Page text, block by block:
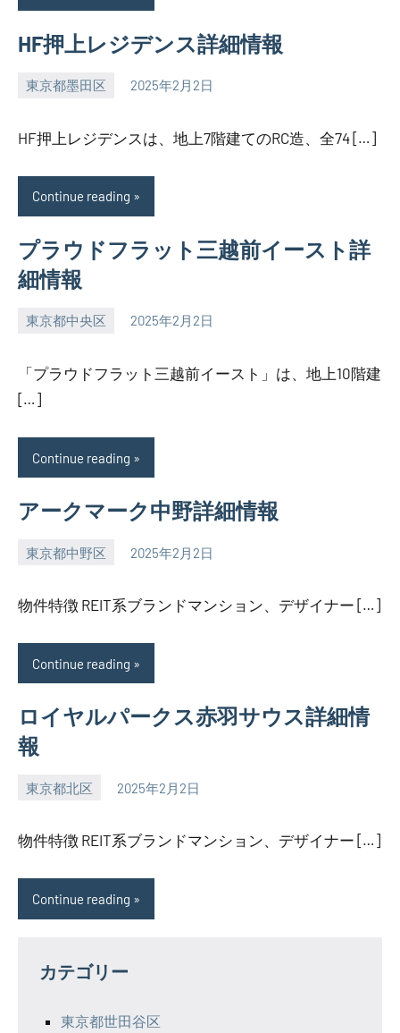
HF押上レジデンス詳細情報
東京都墨田区 2025年2月2日
SEZIMO
HF押上レジデンスは、地上7階建てのRC造、全74 […]
Continue reading
プラウドフラット三越前イースト詳
細情報
東京都中央区 2025年2月2日
SEZIMO
「プラウドフラット三越前イースト」は、地上10階建
[…]
Continue reading
アークマーク中野詳細情報
東京都中野区 2025年2月2日
SEZIMO
物件特徴 REIT系ブランドマンション、デザイナー […]
Continue reading
ロイヤルパークス赤羽サウス詳細情
報
東京都北区 2025年2月2日
SEZIMO
物件特徴 REIT系ブランドマンション、デザイナー […]
Continue reading
カテゴリー
東京都世田谷区